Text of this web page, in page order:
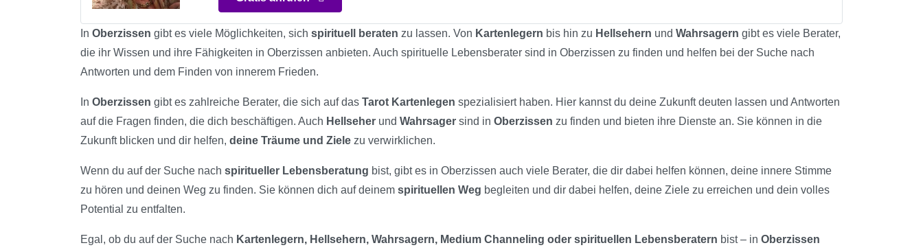
In Oberzissen gibt es viele Möglichkeiten, sich spirituell beraten zu lassen. Von Kartenlegern bis hin zu Hellsehern und Wahrsagern gibt es viele Berater,
die ihr Wissen und ihre Fähigkeiten in Oberzissen anbieten. Auch spirituelle Lebensberater sind in Oberzissen zu finden und helfen bei der Suche nach
Antworten und dem Finden von innerem Frieden.
In Oberzissen gibt es zahlreiche Berater, die sich auf das Tarot Kartenlegen spezialisiert haben. Hier kannst du deine Zukunft deuten lassen und Antworten
auf die Fragen finden, die dich beschäftigen. Auch Hellseher und Wahrsager sind in Oberzissen zu finden und bieten ihre Dienste an. Sie können in die
Zukunft blicken und dir helfen, deine Träume und Ziele zu verwirklichen.
Wenn du auf der Suche nach spiritueller Lebensberatung bist, gibt es in Oberzissen auch viele Berater, die dir dabei helfen können, deine innere Stimme
zu hören und deinen Weg zu finden. Sie können dich auf deinem spirituellen Weg begleiten und dir dabei helfen, deine Ziele zu erreichen und dein volles
Potential zu entfalten.
Egal, ob du auf der Suche nach Kartenlegern, Hellsehern, Wahrsagern, Medium Channeling oder spirituellen Lebensberatern bist – in Oberzissen